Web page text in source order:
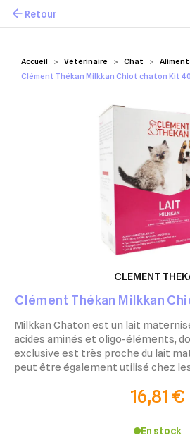
Mes favoris
Accueil Vétérinaire Chat
Clément Thékan Milkkan Chiot chaton Kit
Retour
CLEMENT
Clément Thékan Milkkan
Milkkan Chaton est un lait
acides aminés et oligo-éléments,
exclusive est très proche du lait
peut être également utilisé chez
16,81 €
En stock